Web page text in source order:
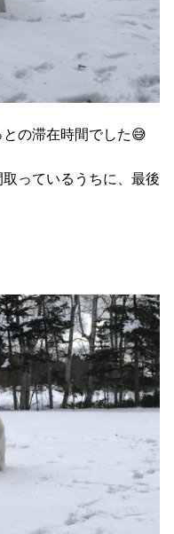
の滞在時間でした😅
っているうちに、最後